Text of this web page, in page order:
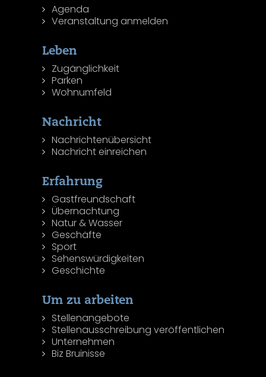
Agenda
Veranstaltung anmelden
Leben
Zugänglichkeit
Parken
Wohnumfeld
Nachricht
Nachrichtenübersicht
Nachricht einreichen
Erfahrung
Gastfreundschaft
Übernachtung
Natur & Wasser
Geschäfte
Sport
Sehenswürdigkeiten
Geschichte
Um zu arbeiten
Stellenangebote
Stellenausschreibung veröffentlichen
Unternehmen
Biz Bruinisse